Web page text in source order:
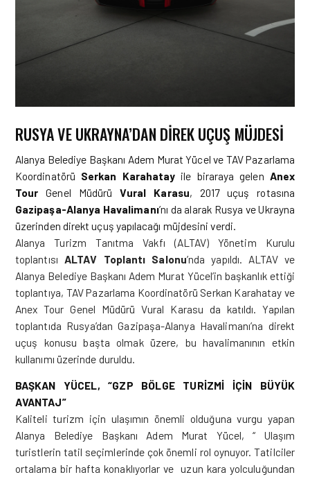
RUSYA VE UKRAYNA’DAN DIREK UÇUŞ MÜJDESI
Alanya Belediye Başkanı Adem Murat Yücel ve TAV Pazarlama
Koordinatörü Serkan Karahatay ile biraraya gelen Anex
Tour Genel MüdürüVural Karasu, 2017 uçuş rotasına
Gazipaşa-Alanya Havalimanı’nı da alarak Rusya ve Ukrayna
üzerinden direkt uçuş yapılacağı müjdesini verdi.
Alanya Turizm Tanıtma Vakfı (ALTAV) Yönetim Kurulu
toplantısı ALTAV Toplantı Salonu’nda yapıldı. ALTAV ve
Alanya Belediye Başkanı Adem Murat Yücel’in başkanlık ettiği
toplantıya, TAV Pazarlama Koordinatörü Serkan Karahatay ve
Anex Tour Genel Müdürü Vural Karasu da katıldı. Yapılan
toplantıda Rusya’dan Gazipaşa-Alanya Havalimanı’na direkt
uçuş konusu başta olmak üzere, bu havalimanının etkin
kullanımı üzerinde duruldu.
BAŞKAN YÜCEL, “GZP BÖLGE TURİZMİ İÇİN BÜYÜK
AVANTAJ”
Kaliteli turizm için ulaşımın önemli olduğuna vurgu yapan
Alanya Belediye Başkanı Adem Murat Yücel, “ Ulaşım
turistlerin tatil seçimlerinde çok önemli rol oynuyor. Tatilciler
ortalama bir hafta konaklıyorlar ve uzun kara yolculuğundan